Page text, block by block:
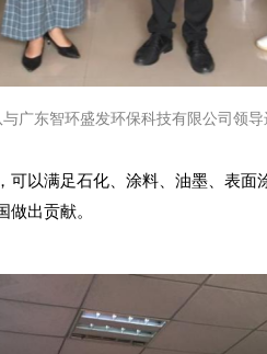
广东智环盛发环保科技有限公司领
以满足石化、涂料、油墨、表面
出贡献。